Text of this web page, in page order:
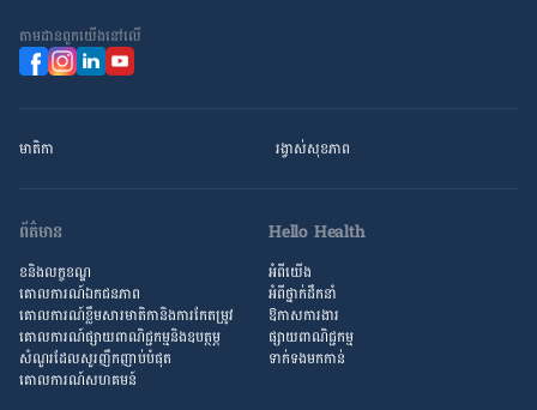
តាម​ដាន​ពួក​យើង​នៅ​លើ
មាតិកា រង្វាស់​សុខភាព
ព័ត៌មាន
ខនិងលក្ខខណ្ឌ
គោលការណ៍ឯកជនភាព
គោលការណ៍​ខ្លឹម​សារ​មាតិកា​និង​ការ​កែតម្រូវ
គោលការណ៍ផ្សាយពាណិជ្ជកម្មនិងឧបត្ថម្ភ
សំណួរ​ដែល​សួរ​ញឹកញាប់​បំផុត
គោលការណ៍​សហគមន៍
Hello Health
អំពីយើង
អំពី​ថ្នាក់ដឹកនាំ
ឱកាស​ការងារ
ផ្សាយពាណិជ្ជកម្ម
ទាក់ទងមកកាន់